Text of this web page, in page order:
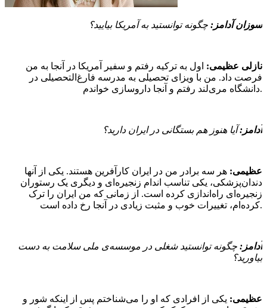
سوزان آدامز: چگونه توانستید به آمریکا بیایید؟
نازلی عظیمی: اول به ترکیه رفتم و سفیر آمریکا در آنجا به من
فرصت داد. من با ویزای تحصیلی به مدرسه فارغ‌التحصیلی در
دانشگاه مری‌لند رفتم و آنجا داروسازی خواندم.
آدامز:آیا هنوز هم بستگانی در ایران دارید؟
عظیمی: هر سه برادر من در ایران کارآفرین هستند. یکی از آنها
دندان‌پزشکی، یکی تناسب اندام زنجیره‌ای و دیگری یک رستوران
زنجیره‌ای راه‌اندازی کرده‌ است. از زمانی که من ایران را ترک
کرده‌ام، تغییرات خوب و مثبت زیادی در آنجا رخ داده است.
آدامز: چگونه توانستید شغلی در موسسه‌ی ملی سلامت به دست
بیاورید؟
عظیمی: یکی از افرادی که او را می‌شناختم پس از اینکه شور و